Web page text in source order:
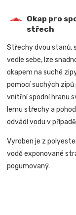
Okap pro
střech
Střechy dvou stanů,
vedle sebe, lze
okapem na suché
pomocí suchých
vnitřní spodní hranu
lemu střechy a
odvádí vodu v
Vyroben je z
vodě exponované
pogumovaný.